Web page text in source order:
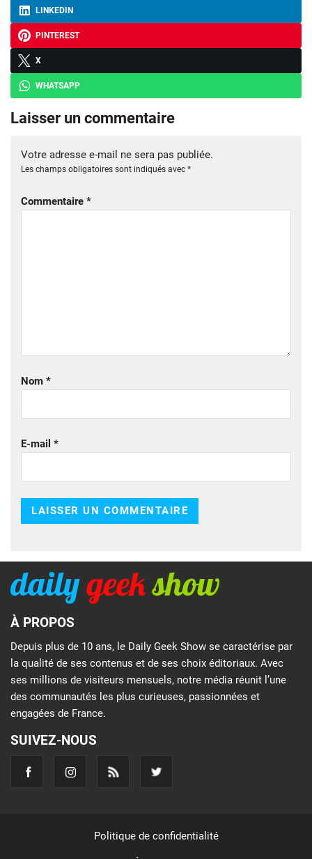
LINKEDIN
PINTEREST
X
WHATSAPP
Laisser un commentaire
Votre adresse e-mail ne sera pas publiée.
Les champs obligatoires sont indiqués avec *
Commentaire *
Nom *
E-mail *
À PROPOS
Depuis plus de 10 ans, le Daily Geek Show se caractérise par
la qualité de ses contenus et de ses choix éditoriaux. Avec
ses millions de visiteurs mensuels, notre média réunit l’une
des communautés les plus curieuses, passionnées et
engagées de France.
SUIVEZ-NOUS
Politique de confidentialité